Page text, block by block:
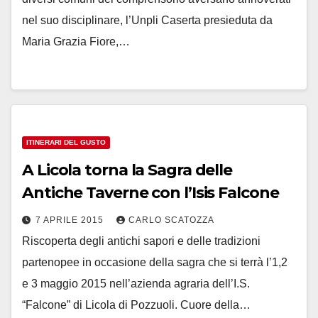
nel suo disciplinare, l’Unpli Caserta presieduta da
Maria Grazia Fiore,…
ITINERARI DEL GUSTO
A Licola torna la Sagra delle
Antiche Taverne con l’Isis Falcone
7 APRILE 2015 CARLO SCATOZZA
Riscoperta degli antichi sapori e delle tradizioni
partenopee in occasione della sagra che si terrà l’1,2
e 3 maggio 2015 nell’azienda agraria dell’I.S.
“Falcone” di Licola di Pozzuoli. Cuore della…